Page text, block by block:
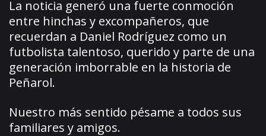
La noticia generó una fuerte conmoción
entre hinchas y excompañeros, que
recuerdan a Daniel Rodríguez como un
futbolista talentoso, querido y parte de una
generación imborrable en la historia de
Peñarol.
Nuestro más sentido pésame a todos sus
familiares y amigos.